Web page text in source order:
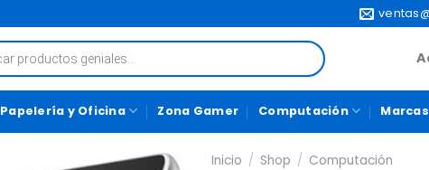
Papelería y Oficina Zona Gamer Computación Marcas
Inicio / Shop / Computación